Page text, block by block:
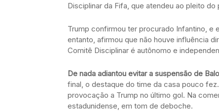
Disciplinar da Fifa, que atendeu ao pleito
Trump confirmou ter procurado Infantino, e
entanto, afirmou que não houve influência
Comitê Disciplinar é autônomo e
De nada adiantou evitar a suspensão de
final, o destaque do time da casa pouco
provocação a Trump no último gol. Na
estadunidense, em tom de deboche.